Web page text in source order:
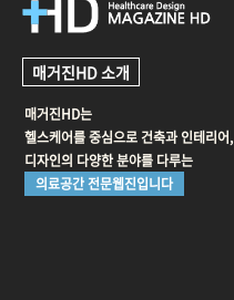
매거진HD 소개
매거진HD는
헬스케어를 중심으로 건축과 인테리어,
디자인의 다양한 분야를 다루는
의료공간 전문웹진입니다